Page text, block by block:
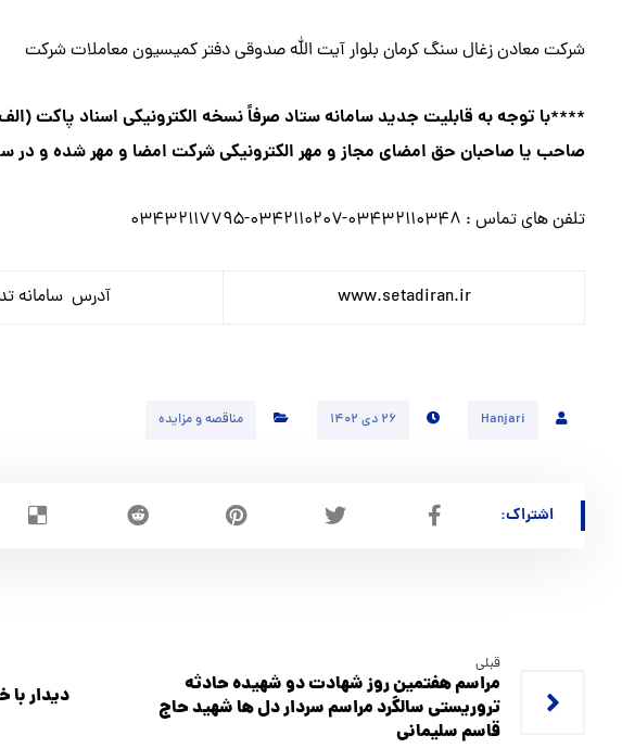
شرکت معادن زغال سنگ کرمان بلوار آیت الله صدوقی دفتر کمیسیون معاملات شرکت
****با توجه به قابلیت جدید سامانه ستاد صرفاً نسخه الکترونیکی اسناد پاکت
صاحب یا صاحبان حق امضای مجاز و مهر الکترونیکی شرکت امضا و مهر شده و در
تلفن های تماس : ۰۳۴۳۲۱۱۰۳۴۸-۰۳۴۲۱۱۰۲۰۷-۰۳۴۳۲۱۱۷۷۹۵
www.setadiran.ir آدرس سامانه
Hanjari ۲۶ دی ۱۴۰۲ مناقصه و مزایده
قبلی
مراسم هفتمین روز شهادت دو شهیده حادثه
تروریستی سالگرد مراسم سردار دل ها شهید حاج
قاسم سلیمانی
ديدار با